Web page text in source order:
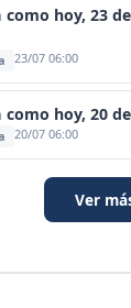
como hoy, 23
23/07 06:00
como hoy, 20
20/07 06:00
Ver